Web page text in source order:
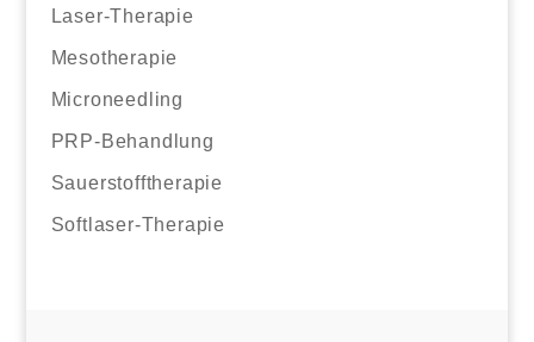
Laser-Therapie
Mesotherapie
Microneedling
PRP-Behandlung
Sauerstofftherapie
Softlaser-Therapie